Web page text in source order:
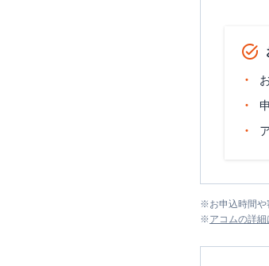
※お申込時間や
※アコムの詳細